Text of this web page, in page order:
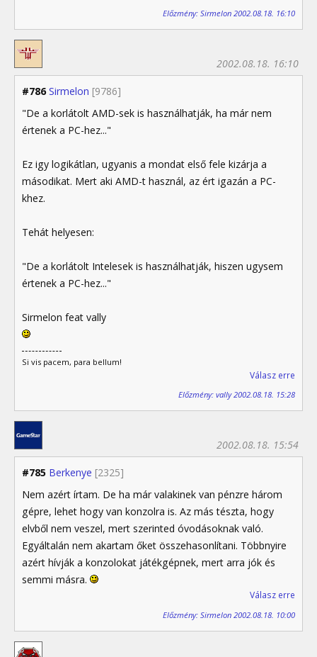
Előzmény: Sirmelon 2002.08.18. 16:10
#786 Sirmelon [9786]
2002.08.18. 16:10
"De a korlátolt AMD-sek is használhatják, ha már nem
értenek a PC-hez..."
Ez igy logikátlan, ugyanis a mondat első fele kizárja a
másodikat. Mert aki AMD-t használ, az ért igazán a PC-
khez.
Tehát helyesen:
"De a korlátolt Intelesek is használhatják, hiszen ugysem
értenek a PC-hez..."
Sirmelon feat vally
Si vis pacem, para bellum!
Válasz erre
Előzmény: vally 2002.08.18. 15:28
#785 Berkenye [2325]
2002.08.18. 15:54
Nem azért írtam. De ha már valakinek van pénzre három
gépre, lehet hogy van konzolra is. Az más tészta, hogy
elvből nem veszel, mert szerinted óvodásoknak való.
Egyáltalán nem akartam őket összehasonlítani. Többnyire
azért hívják a konzolokat játékgépnek, mert arra jók és
semmi másra.
Válasz erre
Előzmény: Sirmelon 2002.08.18. 10:00